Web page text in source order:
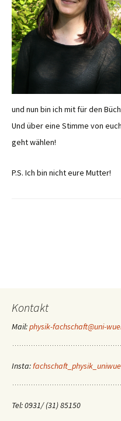
und nun bin ich mit für den
Und über eine Stimme von
geht wählen!
P.S. Ich bin nicht eure Mutter!
Kontakt
Mail:physik-fachschaft@uni-
Insta:fachschaft_physik_uniwue
Tel: 0931/ (31) 85150